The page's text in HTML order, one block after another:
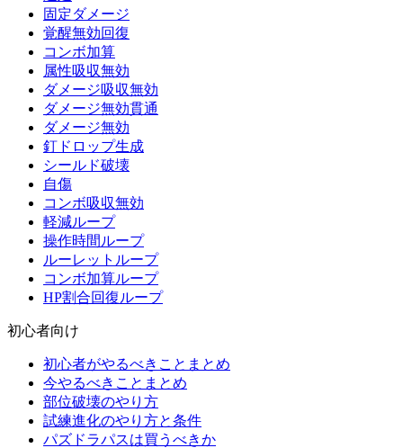
固定ダメージ
覚醒無効回復
コンボ加算
属性吸収無効
ダメージ吸収無効
ダメージ無効貫通
ダメージ無効
釘ドロップ生成
シールド破壊
自傷
コンボ吸収無効
軽減ループ
操作時間ループ
ルーレットループ
コンボ加算ループ
HP割合回復ループ
初心者向け
初心者がやるべきことまとめ
今やるべきことまとめ
部位破壊のやり方
試練進化のやり方と条件
パズドラパスは買うべきか